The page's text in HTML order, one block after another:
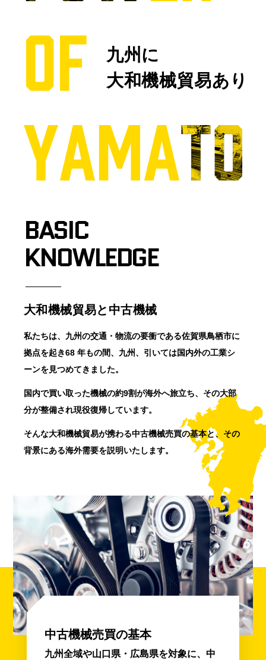
九州に
大和機械貿易あり
BASIC
KNOWLEDGE
大和機械貿易と中古機械
私たちは、九州の交通・物流の要衝である佐賀県鳥栖市に
拠点を起き68 年もの間、九州、引いては国内外の工業シ
ーンを見つめてきました。
国内で買い取った機械の約9割が海外へ旅立ち、その大部
分が整備され現役復帰しています。
そんな大和機械貿易が携わる中古機械売買の基本と、その
背景にある海外需要を説明いたします。
中古機械売買の基本
九州全域や山口県・広島県を対象に、中